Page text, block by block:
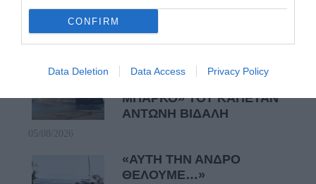
CONFIRM
Data Deletion Data Access Privacy Policy
ΑΠΟΧΑΙΡΕΤΙΣΜΟΣ ΣΤΗ
ΜΠΑΡΚΟ» ΤΟΥ ΚΑΠΕΤΑΝ
ΑΝΤΩΝΗ ΒΙΔΑΛΗ
05/08/2026
«ΑΥΤΗ ΤΗΝ ΑΝΔΡΟ
ΘΕΛΟΥΜΕ…»